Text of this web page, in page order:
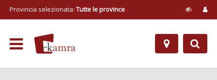
Provincia selezionata: Tutte le province